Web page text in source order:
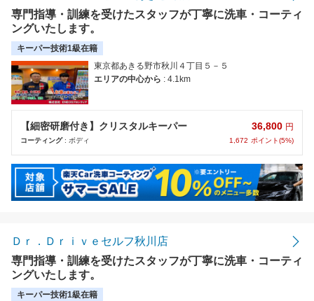
専門指導・訓練を受けたスタッフが丁寧に洗車・コーティ
ングいたします。
キーパー技術1級在籍
東京都あきる野市秋川４丁目５－５
エリアの中心から : 4.1km
【細密研磨付き】クリスタルキーパー
コーティング: ボディ
36,800 円
1,672 ポイント(5%)
Ｄｒ．Ｄｒｉｖｅセルフ秋川店
専門指導・訓練を受けたスタッフが丁寧に洗車・コーティ
ングいたします。
キーパー技術1級在籍